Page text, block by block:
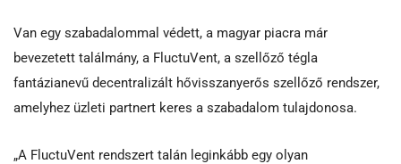
Van egy szabadalommal védett, a magyar piacra már
bevezetett találmány, a FluctuVent, a szellőző tégla
fantázianevű decentralizált hővisszanyerős szellőző rendszer,
amelyhez üzleti partnert keres a szabadalom tulajdonosa.
„A FluctuVent rendszert talán leginkább egy olyan